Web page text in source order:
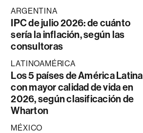
ARGENTINA
IPC de julio 2026: de cuánto
sería la inflación, según las
consultoras
LATINOAMÉRICA
Los 5 países de América Latina
con mayor calidad de vida en
2026, según clasificación de
Wharton
MÉXICO